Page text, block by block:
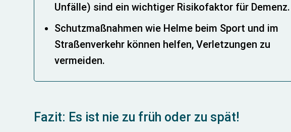
Unfälle) sind ein wichtiger Risikofaktor für Demenz.
Schutzmaßnahmen wie Helme beim Sport und im
Straßenverkehr können helfen, Verletzungen zu
vermeiden.
Fazit: Es ist nie zu früh oder zu spät!